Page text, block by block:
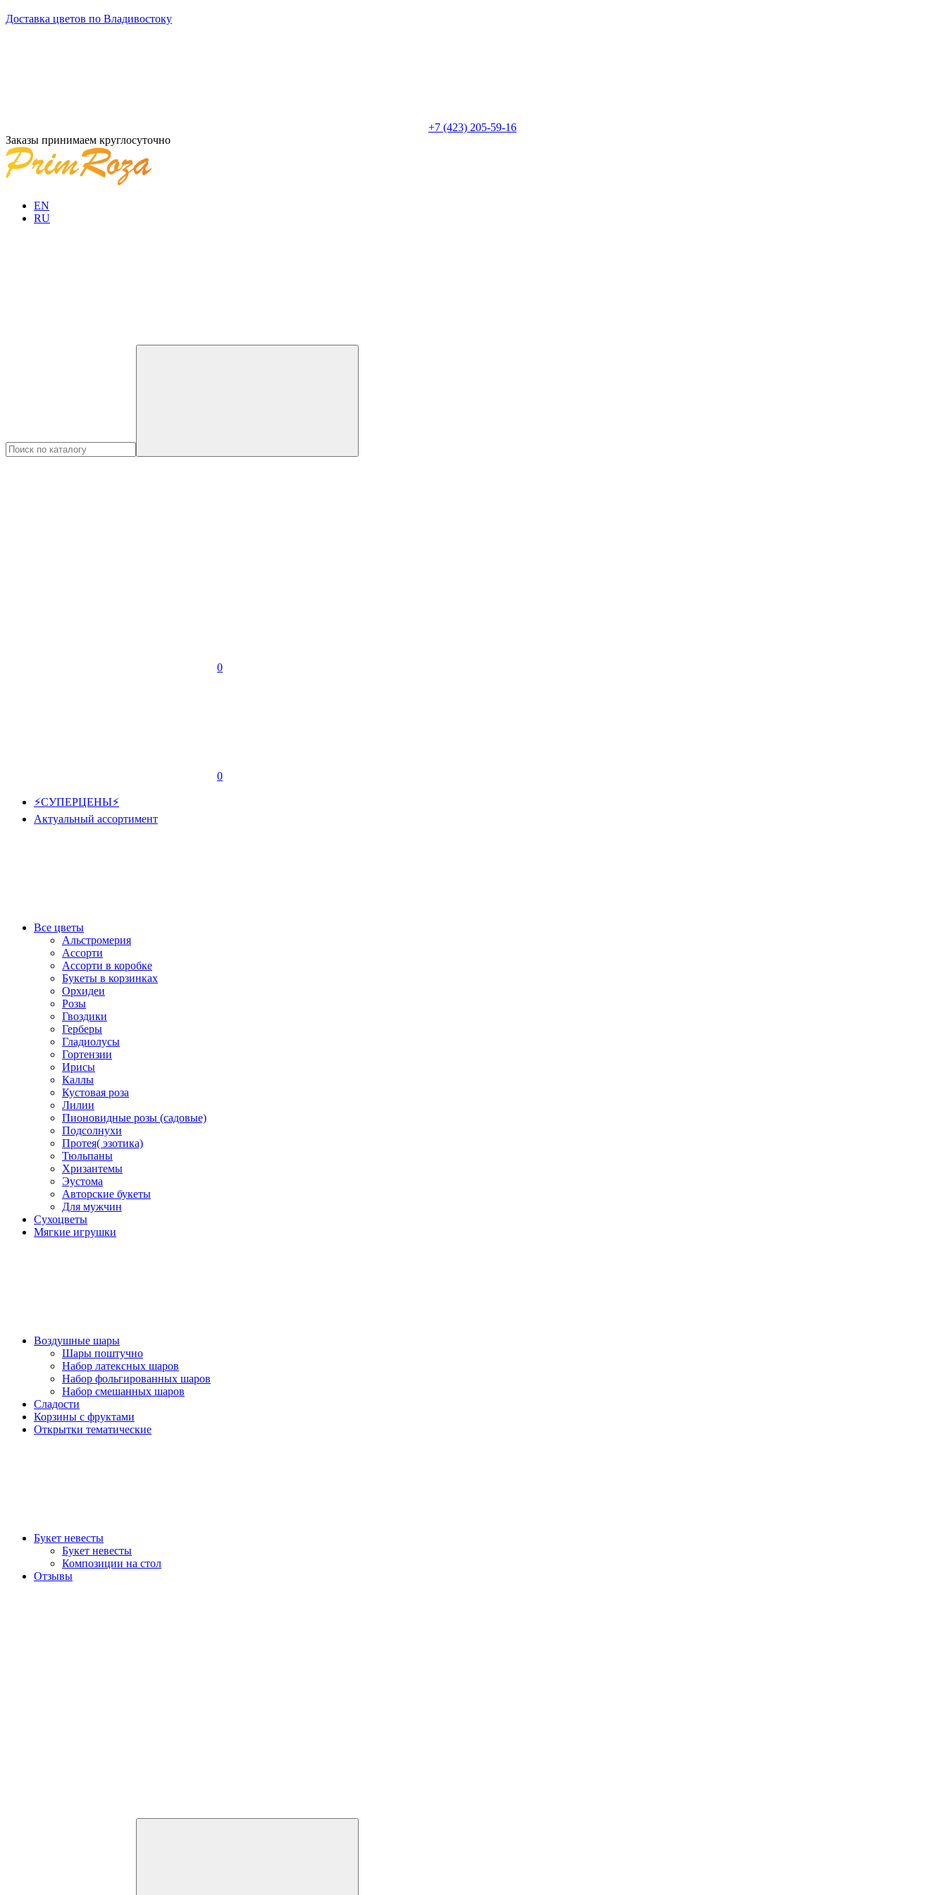
Доставка цветов по Владивостоку
+7 (423) 205-59-16
Заказы принимаем круглосуточно
EN
RU
0
0
⚡СУПЕРЦЕНЫ⚡
Актуальный ассортимент
Все цветы
Альстромерия
Ассорти
Ассорти в коробке
Букеты в корзинках
Орхидеи
Розы
Гвоздики
Герберы
Гладиолусы
Гортензии
Ирисы
Каллы
Кустовая роза
Лилии
Пионовидные розы (садовые)
Подсолнухи
Протея( эзотика)
Тюльпаны
Хризантемы
Эустома
Авторские букеты
Для мужчин
Сухоцветы
Мягкие игрушки
Воздушные шары
Шары поштучно
Набор латексных шаров
Набор фольгированных шаров
Набор смешанных шаров
Сладости
Корзины с фруктами
Открытки тематические
Букет невесты
Букет невесты
Композиции на стол
Отзывы